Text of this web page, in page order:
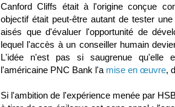
Canford Cliffs était à l'origine conçue
objectif était peut-être autant de tester
aisés que d'évaluer l'opportunité de
lequel l'accès à un conseiller humain
L'idée n'est pas si saugrenue qu'elle
l'américaine PNC Bank l'a mise en œuvre,
Si l'ambition de l'expérience menée par